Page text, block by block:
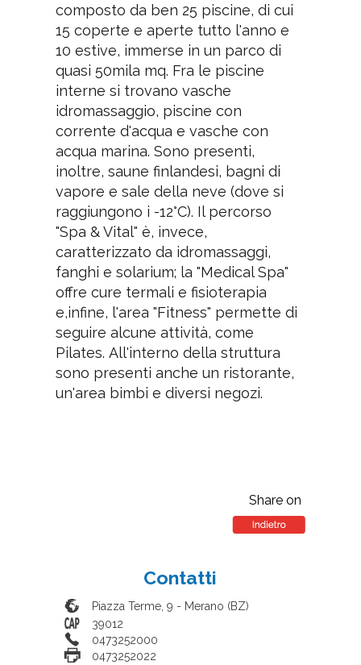
composto da ben 25 piscine, di cui
15 coperte e aperte tutto l'anno e
10 estive, immerse in un parco di
quasi 50mila mq. Fra le piscine
interne si trovano vasche
idromassaggio, piscine con
corrente d'acqua e vasche con
acqua marina. Sono presenti,
inoltre, saune finlandesi, bagni di
vapore e sale della neve (dove si
raggiungono i -12°C). Il percorso
"Spa & Vital" è, invece,
caratterizzato da idromassaggi,
fanghi e solarium; la "Medical Spa"
offre cure termali e fisioterapia
e,infine, l'area "Fitness" permette di
seguire alcune attività, come
Pilates. All'interno della struttura
sono presenti anche un ristorante,
un'area bimbi e diversi negozi.
Share on
Contatti
Piazza Terme, 9 - Merano (BZ)
39012
0473252000
0473252022